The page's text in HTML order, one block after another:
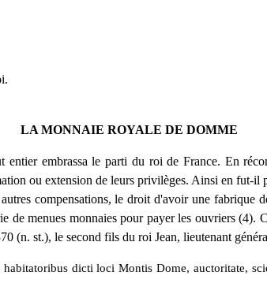
LA MONNAIE ROYALE DE DOMME
embrassa le parti du roi de France. En
ou extension de leurs privilèges. Ainsi en fut-
compensations, le droit d'avoir une
menues monnaies pour payer les ouvriers
(n. st.), le second fils du roi Jean, lieutenant
dicti loci Montis Dome, auctoritate,